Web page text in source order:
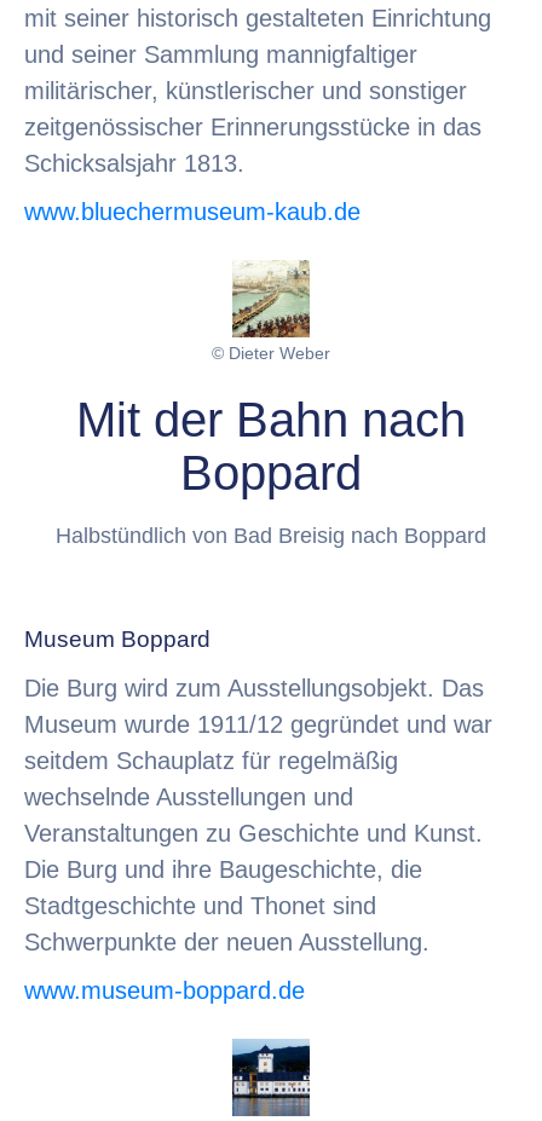
mit seiner historisch gestalteten Einrichtung
und seiner Sammlung mannigfaltiger
militärischer, künstlerischer und sonstiger
zeitgenössischer Erinnerungsstücke in das
Schicksalsjahr 1813.
www.bluechermuseum-kaub.de
© Dieter Weber
Mit der Bahn nach
Boppard
Halbstündlich von Bad Breisig nach Boppard
Museum Boppard
Die Burg wird zum Ausstellungsobjekt. Das
Museum wurde 1911/12 gegründet und war
seitdem Schauplatz für regelmäßig
wechselnde Ausstellungen und
Veranstaltungen zu Geschichte und Kunst.
Die Burg und ihre Baugeschichte, die
Stadtgeschichte und Thonet sind
Schwerpunkte der neuen Ausstellung.
www.museum-boppard.de